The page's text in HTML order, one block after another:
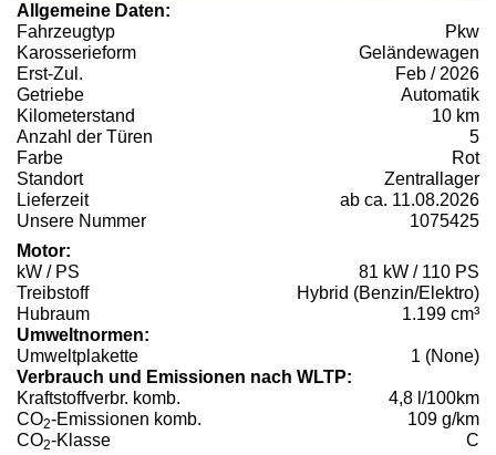
Allgemeine Daten:
Fahrzeugtyp
Pkw
Karosserieform
Geländewagen
Erst-Zul.
Feb / 2026
Getriebe
Automatik
Kilometerstand
10 km
Anzahl der Türen
5
Farbe
Rot
Standort
Zentrallager
Lieferzeit
ab ca. 11.08.2026
Unsere Nummer
1075425
Motor:
kW / PS
81 kW / 110 PS
Treibstoff
Hybrid (Benzin/Elektro)
Hubraum
1.199 cm³
Umweltnormen:
Umweltplakette
1 (None)
Verbrauch und Emissionen nach WLTP:
Kraftstoffverbr. komb.
4,8 l/100km
CO2-Emissionen komb.
109 g/km
CO2-Klasse C